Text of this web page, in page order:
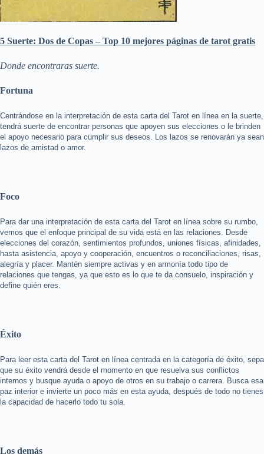
5 Suerte: Dos de Copas – Top 10 mejores páginas de tarot gratis
Donde encontraras suerte.
Fortuna
Centrándose en la interpretación de esta carta del Tarot en línea en la suerte,
tendrá suerte de encontrar personas que apoyen sus elecciones o le brinden
el apoyo necesario para cumplir sus deseos. Los lazos se renovarán ya sean
lazos de amistad o amor.
Foco
Para dar una interpretación de esta carta del Tarot en línea sobre su rumbo,
vemos que el enfoque principal de su vida está en las relaciones. Desde
elecciones del corazón, sentimientos profundos, uniones físicas, afinidades,
hasta asistencia, apoyo y cooperación, encuentros o reconciliaciones, risas,
alegría y placer. Mantén siempre activas y en armonía todo tipo de
relaciones que tengas, ya que esto es lo que te da consuelo, inspiración y
define quién eres.
Éxito
Para leer esta carta del Tarot en línea centrada en la categoría de éxito, sepa
que su éxito vendrá desde el momento en que resuelva sus conflictos
internos y busque ayuda o apoyo de otros en su trabajo o carrera. Busca esa
paz interior e invierte un poco más en esta ayuda, después de todo no tienes
la capacidad de hacerlo todo tu sola.
Los demás